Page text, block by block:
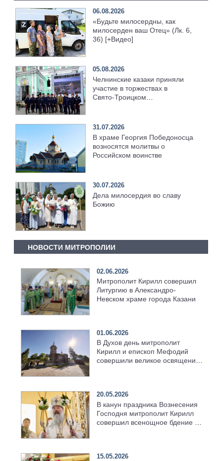
06.08.2026
«Будьте милосердны, как
милосерден ваш Отец» (Лк. 6,
36) [+Видео]
05.08.2026
Челнинские казаки приняли
участие в торжествах в
Свято‑Троицком
31.07.2026
В храме Георгия Победоносца
возносятся молитвы о
Российском воинстве
30.07.2026
Дела милосердия во славу
Божию
НОВОСТИ МИТРОПОЛИИ
02.06.2026
Митрополит Кирилл совершил
Литургию в Александро-
Невском храме города Казани
01.06.2026
В Духов день митрополит
Кирилл и епископ Мефодий
совершили великое освящение
20.05.2026
В канун праздника Вознесения
Господня митрополит Кирилл
совершил всенощное бдение в
15.05.2026